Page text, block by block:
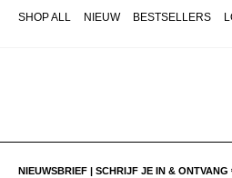
SHOP ALL NIEUW BESTSELLERS
NIEUWSBRIEF | SCHRIJF JE IN & ONTVANG